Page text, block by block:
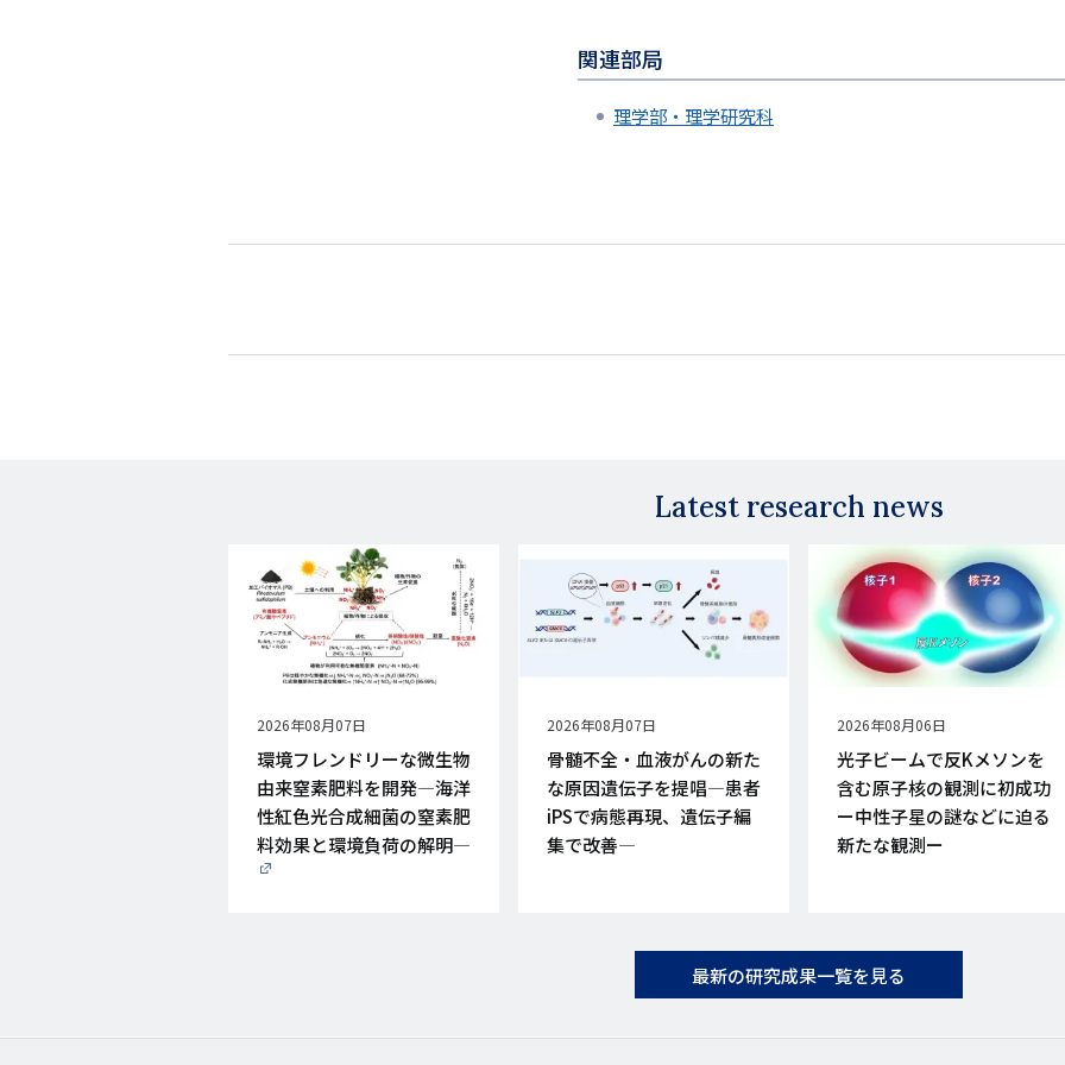
関連部局
理学部・理学研究科
Latest research news
公
開
日
2026年08月07日
環境フレンドリーな微生物
由来窒素肥料を開発―海洋
性紅色光合成細菌の窒素肥
料効果と環境負荷の解明―
公
開
日
2026年08月07日
骨髄不全・血液がんの新た
な原因遺伝子を提唱―患者
iPSで病態再現、遺伝子編
集で改善―
公
開
日
2026年08月06日
光子ビームで反Kメソンを
含む原子核の観測に初成功
ー中性子星の謎などに迫る
新たな観測ー
最新の研究成果一覧を見る